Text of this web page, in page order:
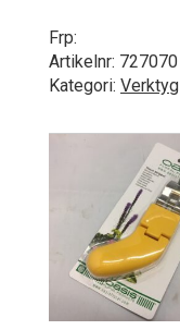
Frp:
Artikelnr: 727070
Kategori: Verktyg